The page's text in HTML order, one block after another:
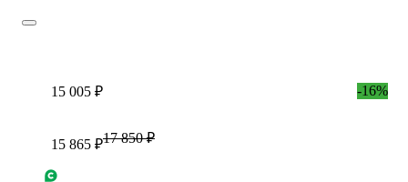
15 005 ₽ -16%
15 865 ₽17 850 ₽